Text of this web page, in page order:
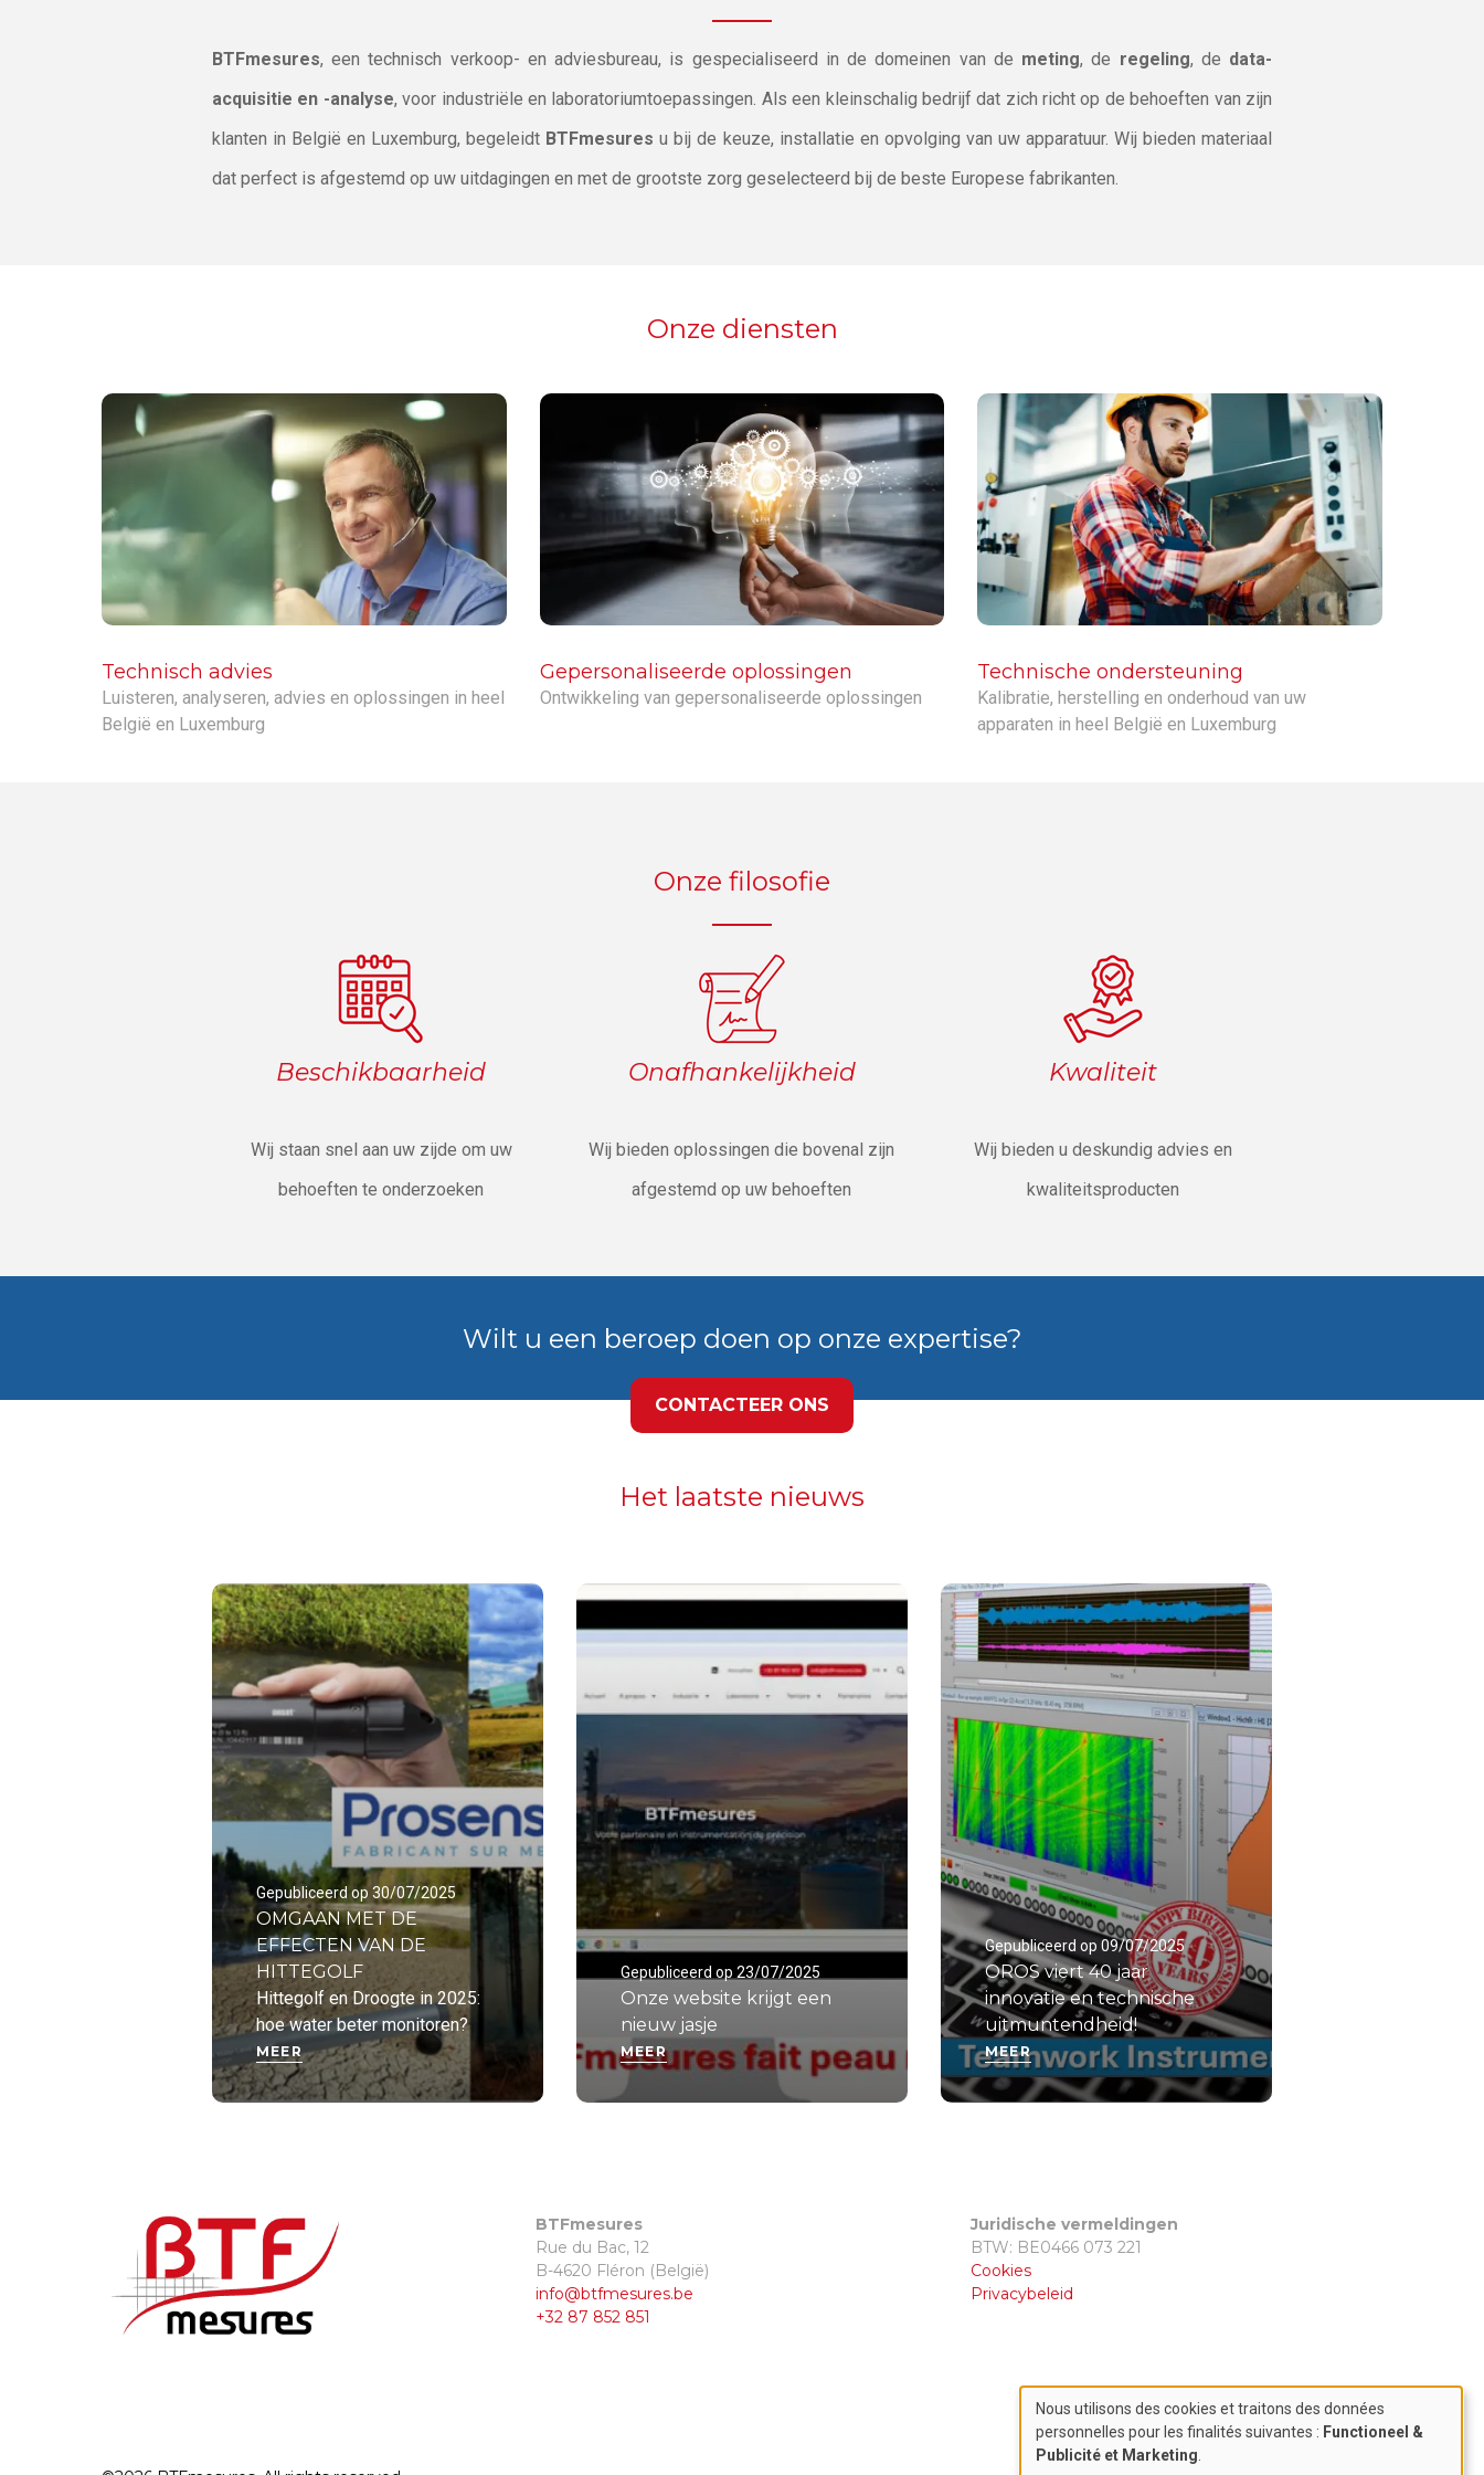
BTFmesures, een technisch verkoop- en adviesbureau, is gespecialiseerd in de domeinen van de meting, de regeling, de data-
acquisitie en -analyse, voor industriële en laboratoriumtoepassingen. Als een kleinschalig bedrijf dat zich richt op de behoeften van zijn
klanten in België en Luxemburg, begeleidt BTFmesures u bij de keuze, installatie en opvolging van uw apparatuur. Wij bieden materiaal
dat perfect is afgestemd op uw uitdagingen en met de grootste zorg geselecteerd bij de beste Europese fabrikanten.
Onze diensten
Technisch advies
Luisteren, analyseren, advies en oplossingen in heel
België en Luxemburg
Gepersonaliseerde oplossingen
Ontwikkeling van gepersonaliseerde oplossingen
Technische ondersteuning
Kalibratie, herstelling en onderhoud van uw
apparaten in heel België en Luxemburg
Onze filosofie
Beschikbaarheid
Wij staan snel aan uw zijde om uw
behoeften te onderzoeken
Onafhankelijkheid
Wij bieden oplossingen die bovenal zijn
afgestemd op uw behoeften
Kwaliteit
Wij bieden u deskundig advies en
kwaliteitsproducten
Wilt u een beroep doen op onze expertise?
CONTACTEER ONS
Het laatste nieuws
Gepubliceerd op 30/07/2025
OMGAAN MET DE
EFFECTEN VAN DE
HITTEGOLF
Hittegolf en Droogte in 2025:
hoe water beter monitoren?
MEER
Gepubliceerd op 23/07/2025
Onze website krijgt een
nieuw jasje
MEER
Gepubliceerd op 09/07/2025
OROS viert 40 jaar
innovatie en technische
uitmuntendheid!
MEER
BTFmesures
Rue du Bac, 12
B-4620 Fléron (België)
info@btfmesures.be
+32 87 852 851
Juridische vermeldingen
BTW: BE0466 073 221
Cookies
Privacybeleid
Use
Nous utilisons des cookies et traitons des données
personnelles pour les finalités suivantes : Functioneel &
Publicité et Marketing